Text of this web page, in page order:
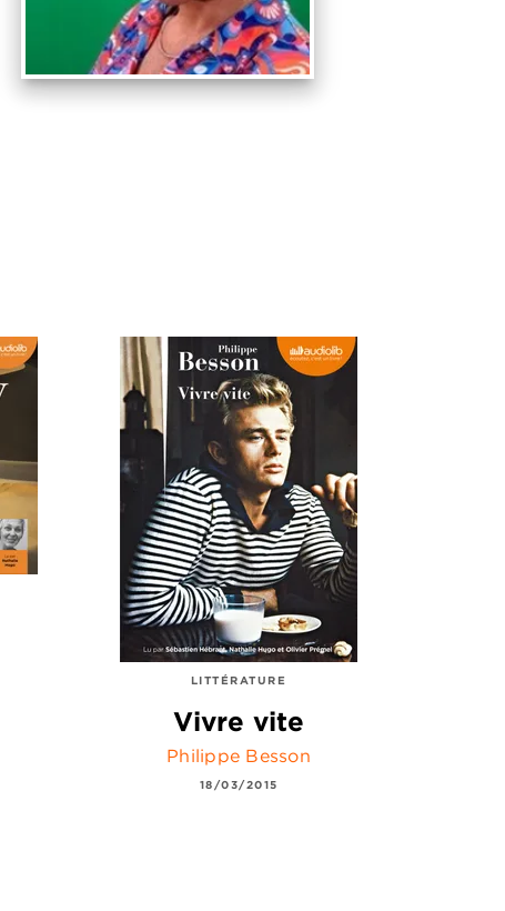
LITTÉRATURE
Vivre vite
Philippe Besson
18/03/2015